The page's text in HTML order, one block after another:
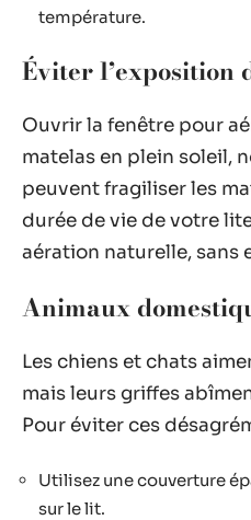
température.
Éviter l’exposition
Ouvrir la fenêtre pour
matelas en plein soleil,
peuvent fragiliser les
durée de vie de votre
aération naturelle, sans
Animaux
Les chiens et chats
mais leurs griffes
Pour éviter ces
Utilisez une couverture
sur le lit.